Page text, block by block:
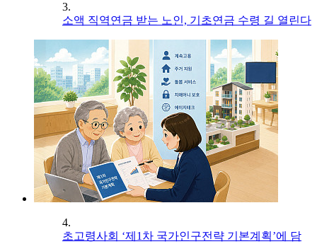
3.
소액 직역연금 받는 노인, 기초연금 수령 길 열린다
4.
초고령사회 ‘제1차 국가인구전략 기본계획’에 담